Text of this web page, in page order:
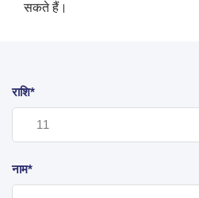
सकते हैं।
राशि*
नाम*